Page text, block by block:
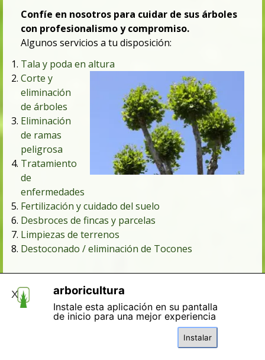
Confíe en nosotros para cuidar de sus árboles
con profesionalismo y compromiso.
Algunos servicios a tu disposición:
Tala y poda en altura
Corte y
eliminación
de árboles
Eliminación
de ramas
peligrosa
Tratamiento
de
enfermedades
Fertilización y cuidado del suelo
Desbroces de fincas y parcelas
Limpiezas de terrenos
Destoconado / eliminación de Tocones
arboricultura
Instale esta aplicación en su pantalla
de inicio para una mejor experiencia
Instalar
X